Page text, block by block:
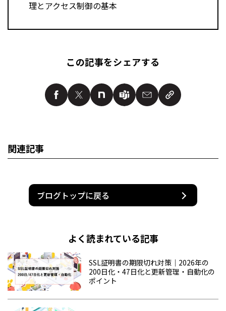
理とアクセス制御の基本
この記事をシェアする
関連記事
ブログトップに戻る
よく読まれている記事
SSL証明書の期限切れ対策｜2026年の
200日化・47日化と更新管理・自動化の
ポイント